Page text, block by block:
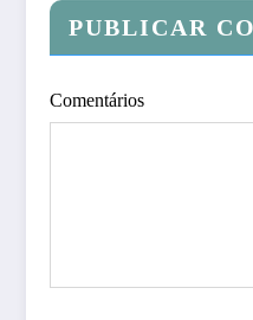
PUBLICAR
Comentários